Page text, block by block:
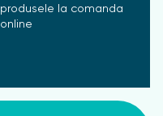
produsele la comanda
online